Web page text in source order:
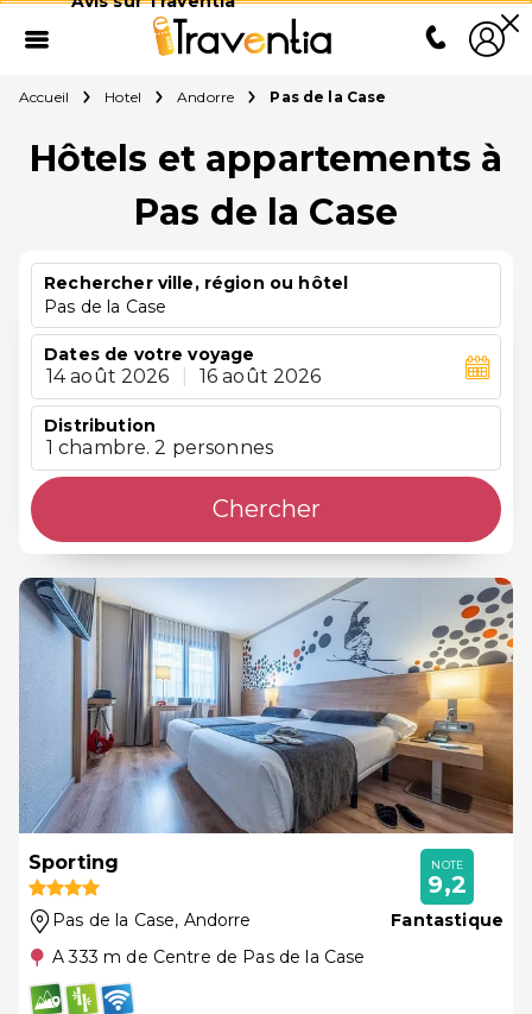
Accueil Hotel Andorre Pas de la Case
Hôtels et appartements à
Pas de la Case
Rechercher ville, région ou hôtel
Pas de la Case
Dates de votre voyage
14 août 2026 16 août 2026
Distribution
1 chambre. 2 personnes
Chercher
Sporting
Pas de la Case, Andorre
A 333 m de Centre de Pas de la Case
NOTE
9,2
Fantastique